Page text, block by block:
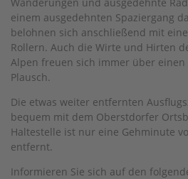
einem ausgedehnten Spaziergang
belohnen sich anschließend mit
Rollern. Auch die Wirte und Hirten
Alpen freuen sich immer über einen
Plausch.
Die etwas weiter entfernten
bequem mit dem Oberstdorfer
Haltestelle ist nur eine Gehminute
entfernt.
Informieren Sie sich auf den